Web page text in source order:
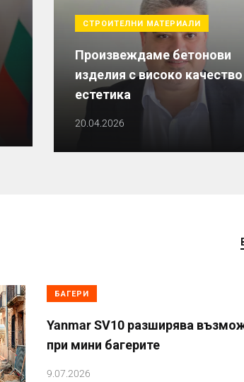
СТРОИТЕЛНИ МАТЕРИАЛИ
Произвеждаме бетонови
изделия с високо качество
естетика
20.04.2026
БАГЕРИ
Yanmar SV10 разширява
при мини багерите
9.07.2026